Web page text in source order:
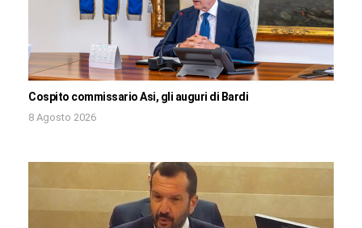
Cospito commissario Asi, gli auguri di Bardi
8 Agosto 2026